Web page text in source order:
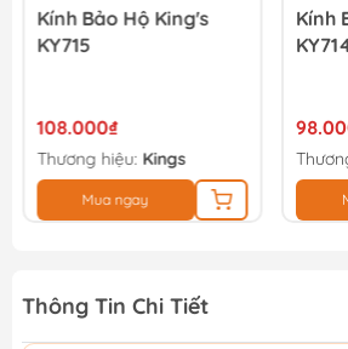
Kính Bảo Hộ King's
KY715
108.000₫
Thương hiệu: Kings
Mua ngay
Kính
Thông Tin Chi Tiết